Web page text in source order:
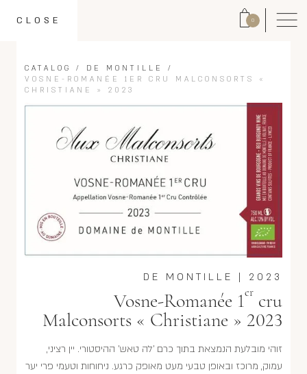
0
CLOSE
CATALOG / DE MONTILLE
/
VOSNE-ROMANÉE 1ER CRU MALCONSORTS «
CHRISTIANE » 2023
2023
DE MONTILLE
Vosne-Romanée 1er cru
Malconsorts « Christiane » 2023
זוהי מובלעת הנמצאת בתוך כרם 'לה טאש' ההיסטורי. יין רציני,
עמוק, מרוכז ובאופן טבעי מעט מאופק כרגע. ניחוחות וטעמי פרי יער